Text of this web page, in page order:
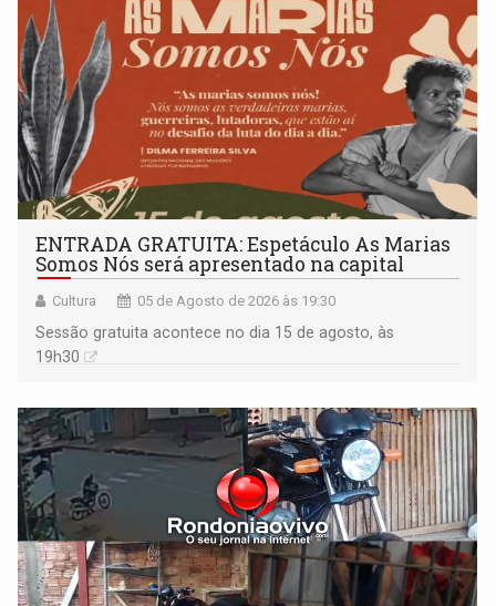
ENTRADA GRATUITA: Espetáculo As Marias
Somos Nós será apresentado na capital
Cultura 05 de Agosto de 2026 às 19:30
Sessão gratuita acontece no dia 15 de agosto, às
19h30